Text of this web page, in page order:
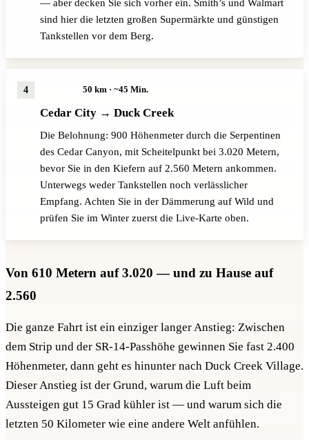
— aber decken Sie sich vorher ein. Smith’s und Walmart
sind hier die letzten großen Supermärkte und günstigen
Tankstellen vor dem Berg.
50 km · ~45 Min.
Cedar City → Duck Creek
Die Belohnung: 900 Höhenmeter durch die Serpentinen
des Cedar Canyon, mit Scheitelpunkt bei 3.020 Metern,
bevor Sie in den Kiefern auf 2.560 Metern ankommen.
Unterwegs weder Tankstellen noch verlässlicher
Empfang. Achten Sie in der Dämmerung auf Wild und
prüfen Sie im Winter zuerst die Live-Karte oben.
Von 610 Metern auf 3.020 — und zu Hause auf
2.560
Die ganze Fahrt ist ein einziger langer Anstieg: Zwischen
dem Strip und der SR-14-Passhöhe gewinnen Sie fast 2.400
Höhenmeter, dann geht es hinunter nach Duck Creek Village.
Dieser Anstieg ist der Grund, warum die Luft beim
Aussteigen gut 15 Grad kühler ist — und warum sich die
letzten 50 Kilometer wie eine andere Welt anfühlen.